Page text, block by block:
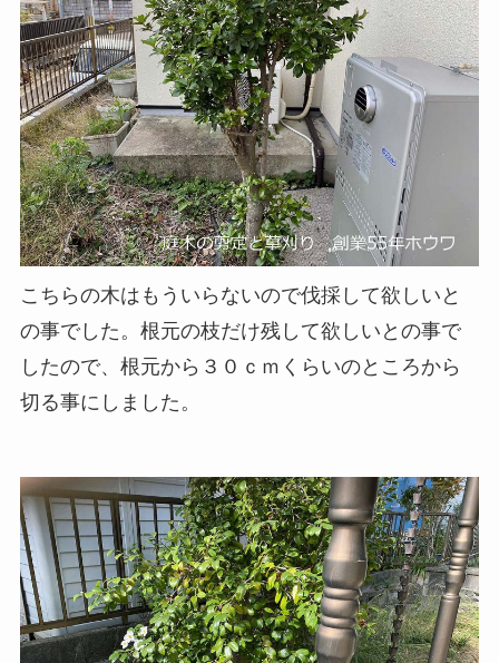
こちらの木はもういらないので伐採して欲しいと
の事でした。根元の枝だけ残して欲しいとの事で
したので、根元から３０ｃｍくらいのところから
切る事にしました。